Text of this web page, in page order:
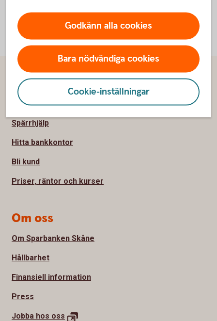
Godkänn alla cookies
Bara nödvändiga cookies
Cookie-inställningar
Sidfot
Hitta snabbt
Kundservice
Spärrhjälp
Hitta bankkontor
Bli kund
Priser, räntor och kurser
Om oss
Om Sparbanken Skåne
Hållbarhet
Finansiell information
Press
Jobba hos oss